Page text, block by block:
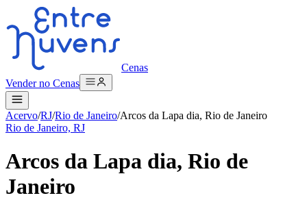
Cenas
Vender no Cenas
Acervo/RJ/Rio de Janeiro/Arcos da Lapa dia, Rio de Janeiro
Rio de Janeiro, RJ
Arcos da Lapa dia, Rio de
Janeiro